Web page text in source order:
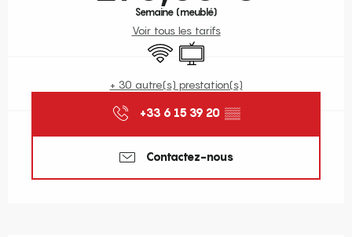
Semaine (meublé)
Voir tous les tarifs
WiFi Télévision
+ 30 autre(s) prestation(s)
+33 6 15 39 20 ▒▒
Contactez-nous